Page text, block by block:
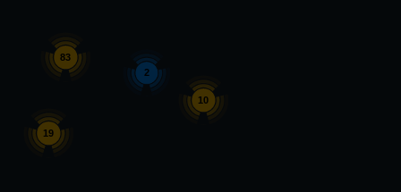
83
10
2
19